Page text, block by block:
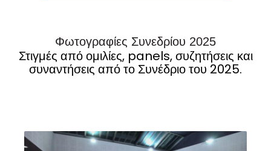
Φωτογραφίες Συνεδρίου 2025
Στιγμές από ομιλίες, panels, συζητήσεις και
συναντήσεις από το Συνέδριο του 2025.